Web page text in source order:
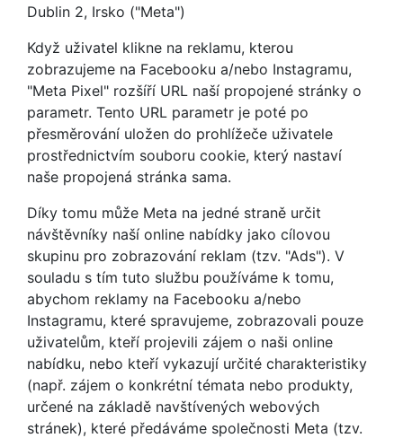
Dublin 2, Irsko ("Meta")
Když uživatel klikne na reklamu, kterou
zobrazujeme na Facebooku a/nebo Instagramu,
"Meta Pixel" rozšíří URL naší propojené stránky o
parametr. Tento URL parametr je poté po
přesměrování uložen do prohlížeče uživatele
prostřednictvím souboru cookie, který nastaví
naše propojená stránka sama.
Díky tomu může Meta na jedné straně určit
návštěvníky naší online nabídky jako cílovou
skupinu pro zobrazování reklam (tzv. "Ads"). V
souladu s tím tuto službu používáme k tomu,
abychom reklamy na Facebooku a/nebo
Instagramu, které spravujeme, zobrazovali pouze
uživatelům, kteří projevili zájem o naši online
nabídku, nebo kteří vykazují určité charakteristiky
(např. zájem o konkrétní témata nebo produkty,
určené na základě navštívených webových
stránek), které předáváme společnosti Meta (tzv.